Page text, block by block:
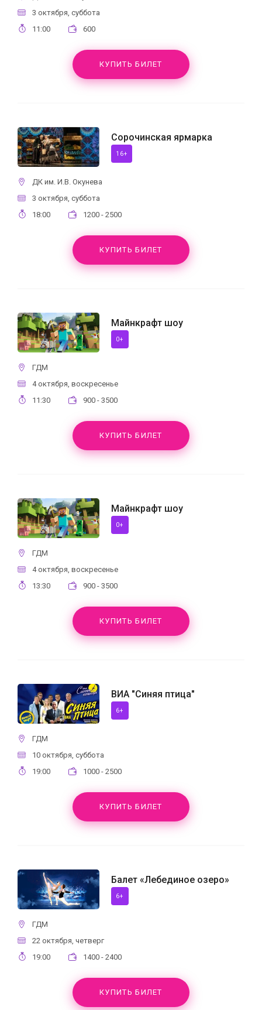
3 октября, суббота
11:00
600
КУПИТЬ БИЛЕТ
Сорочинская ярмарка
16+
ДК им. И.В. Окунева
3 октября, суббота
18:00
1200 - 2500
КУПИТЬ БИЛЕТ
Майнкрафт шоу
0+
ГДМ
4 октября, воскресенье
11:30
900 - 3500
КУПИТЬ БИЛЕТ
Майнкрафт шоу
0+
ГДМ
4 октября, воскресенье
13:30
900 - 3500
КУПИТЬ БИЛЕТ
ВИА "Синяя птица"
6+
ГДМ
10 октября, суббота
19:00
1000 - 2500
КУПИТЬ БИЛЕТ
Балет «Лебединое озеро»
6+
ГДМ
22 октября, четверг
19:00
1400 - 2400
КУПИТЬ БИЛЕТ